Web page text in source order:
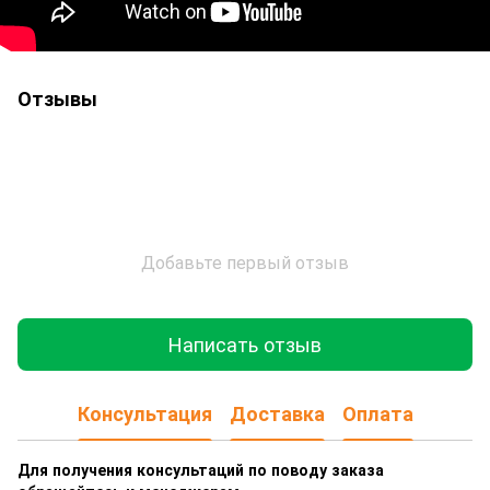
Отзывы
Добавьте первый отзыв
Написать отзыв
Консультация Доставка Оплата
Для получения консультаций по поводу заказа